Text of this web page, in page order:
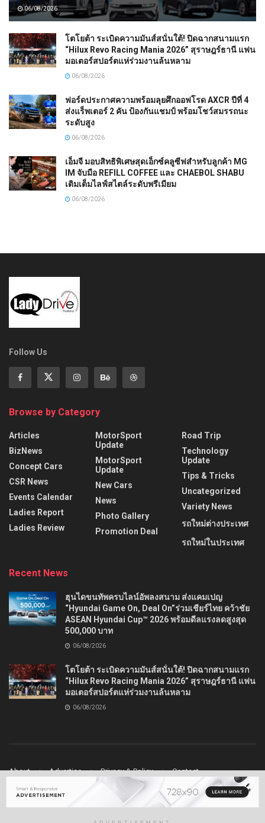
06/08/2026
โตโยต้า ระเบิดความมันส์สนั่นใต้! ปิดฉากสนามแรก
“Hilux Revo Racing Mania 2026” สุราษฎร์ธานี แฟน
มอเตอร์สปอร์ตแห่ร่วมงานล้นหลาม
06/08/2026
ฟอร์ดประกาศความพร้อมลุยศึกออฟโรด AXCR ปีที่ 4
ส่งแร็พเตอร์ 2 คัน ป้องกันแชมป์ พร้อมโชว์สมรรถนะ
ระดับสูง
06/08/2026
เอ็มจี มอบสิทธิพิเศษสุดเอ็กซ์คลูซีฟสำหรับลูกค้า MG
IM จับมือ REFILL COFFEE และ CHAEBOL SHABU
เติมเต็มไลฟ์สไตล์ระดับพรีเมียม
06/08/2026
Follow Us
Browse by Category
Articles
BizNews
Concept Cars
CSR News
Events Calendar
Ladies Report
Ladies Review
MotorSport
Update
MotorSport
Update
New Cars
News
Photo Gallery
Promotion Deal
Road Trip
Technology
Update
Tips & Tricks
Uncategorized
Variety News
รถใหม่ต่างประเทศ
รถใหม่ในประเทศ
Recent News
ฮุนไดขนทัพครบไลน์อัพลงสนาม ส่งแคมเปญ
“Hyundai Game On, Deal On”ร่วมเชียร์ไทย คว้าชัย
ASEAN Hyundai Cup™ 2026 พร้อมดีลแรงลดสูงสุด
500,000 บาท
06/08/2026
โตโยต้า ระเบิดความมันส์สนั่นใต้! ปิดฉากสนามแรก
“Hilux Revo Racing Mania 2026” สุราษฎร์ธานี แฟน
มอเตอร์สปอร์ตแห่ร่วมงานล้นหลาม
06/08/2026
About Advertise Privacy & Policy Contact
© 2022Ladydrive
- Premium WordPress news & magazine theme by
Jegtheme.